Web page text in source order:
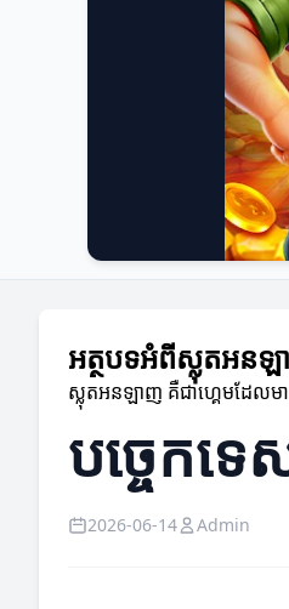
អត្ថបទអំពីស្លុតអន
ស្លុតអនឡាញ គឺជាហ្គេមដែល
បច្ចេកទ
2026-06-14 Admin